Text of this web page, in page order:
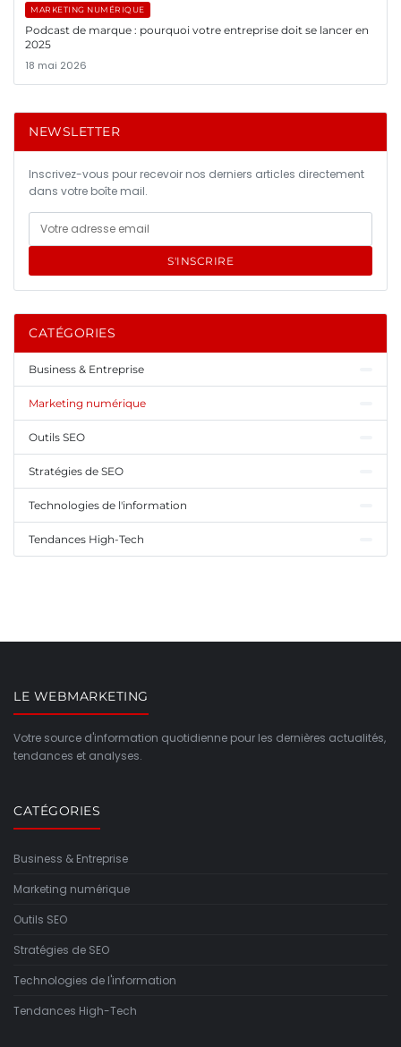
MARKETING NUMÉRIQUE
Podcast de marque : pourquoi votre entreprise doit se lancer en
2025
18 mai 2026
NEWSLETTER
Inscrivez-vous pour recevoir nos derniers articles directement
dans votre boîte mail.
S'INSCRIRE
CATÉGORIES
Business & Entreprise
Marketing numérique
Outils SEO
Stratégies de SEO
Technologies de l'information
Tendances High-Tech
LE WEBMARKETING
Votre source d'information quotidienne pour les dernières actualités,
tendances et analyses.
CATÉGORIES
Business & Entreprise
Marketing numérique
Outils SEO
Stratégies de SEO
Technologies de l'information
Tendances High-Tech